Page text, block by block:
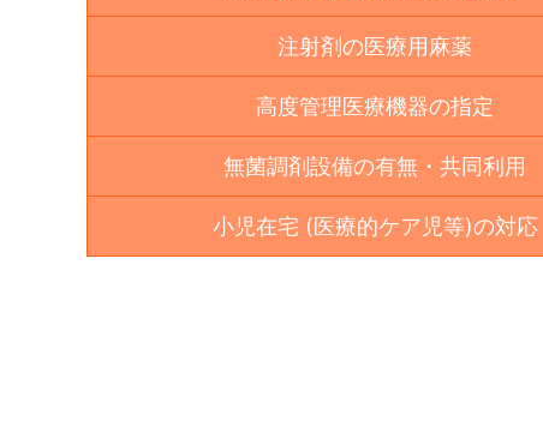
注射剤の医療用麻薬
高度管理医療機器の指定
無菌調剤設備の有無・共同利用
小児在宅 (医療的ケア児等)の対応